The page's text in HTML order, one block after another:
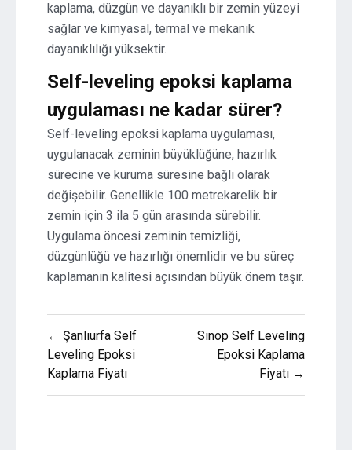
kaplama, düzgün ve dayanıklı bir zemin yüzeyi
sağlar ve kimyasal, termal ve mekanik
dayanıklılığı yüksektir.
Self-leveling epoksi kaplama
uygulaması ne kadar sürer?
Self-leveling epoksi kaplama uygulaması,
uygulanacak zeminin büyüklüğüne, hazırlık
sürecine ve kuruma süresine bağlı olarak
değişebilir. Genellikle 100 metrekarelik bir
zemin için 3 ila 5 gün arasında sürebilir.
Uygulama öncesi zeminin temizliği,
düzgünlüğü ve hazırlığı önemlidir ve bu süreç
kaplamanın kalitesi açısından büyük önem taşır.
Yazı
gezinmesi
← Şanlıurfa Self
Leveling Epoksi
Kaplama Fiyatı
Sinop Self Leveling
Epoksi Kaplama
Fiyatı →